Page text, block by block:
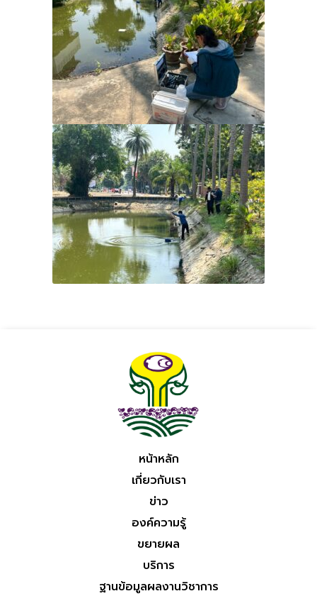
หน้าหลัก
เกี่ยวกับเรา
ข่าว
องค์ความรู้
ขยายผล
บริการ
ฐานข้อมูลผลงานวิชาการ